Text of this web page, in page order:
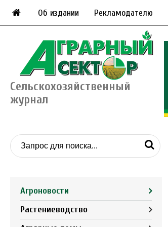
Об издании Рекламодателю
Сельскохозяйственный
журнал
Агроновости
Растениеводство